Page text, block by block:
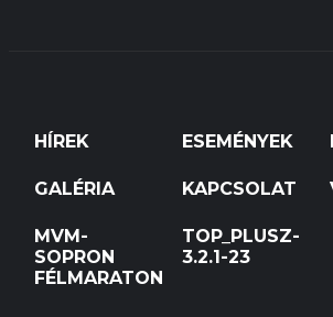
HÍREK ESEMÉNYEK
GALÉRIA KAPCSOLAT
MVM-
SOPRON
FÉLMARATON
TOP_PLUSZ-
3.2.1-23